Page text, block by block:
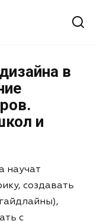
в
и
научат
создавать
с